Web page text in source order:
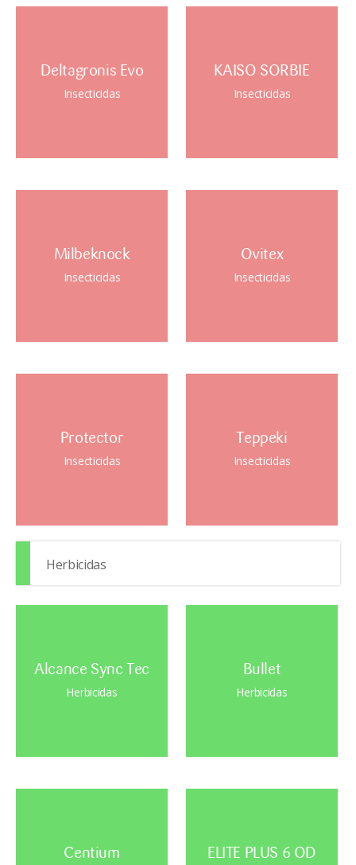
Deltagronis Evo
Insecticidas
KAISO SORBIE
Insecticidas
Milbeknock
Insecticidas
Ovitex
Insecticidas
Protector
Insecticidas
Teppeki
Insecticidas
Herbicidas
Alcance Sync Tec
Herbicidas
Bullet
Herbicidas
Centium ELITE PLUS 6 OD